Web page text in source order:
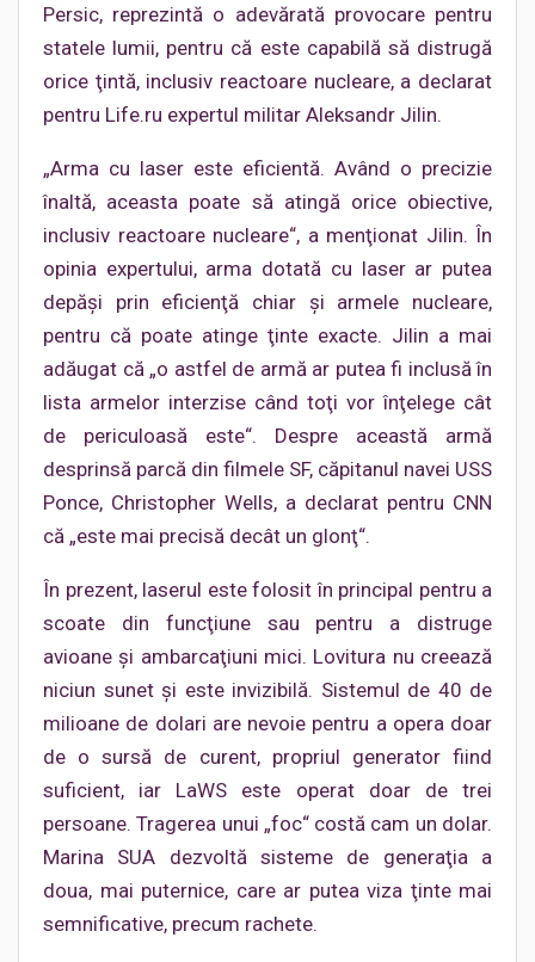
Persic, reprezintă o adevărată provocare pentru
statele lumii, pentru că este capabilă să distrugă
orice ţintă, inclusiv reactoare nucleare, a declarat
pentru Life.ru expertul militar Aleksandr Jilin.
„Arma cu laser este eficientă. Având o precizie
înaltă, aceasta poate să atingă orice obiective,
inclusiv reactoare nucleare“, a menţionat Jilin. În
opinia expertului, arma dotată cu laser ar putea
depăşi prin eficienţă chiar şi armele nucleare,
pentru că poate atinge ţinte exacte. Jilin a mai
adăugat că „o astfel de armă ar putea fi inclusă în
lista armelor interzise când toţi vor înţelege cât
de periculoasă este“. Despre această armă
desprinsă parcă din filmele SF, căpitanul navei USS
Ponce, Christopher Wells, a declarat pentru CNN
că „este mai precisă decât un glonţ“.
În prezent, laserul este folosit în principal pentru a
scoate din funcţiune sau pentru a distruge
avioane şi ambarcaţiuni mici. Lovitura nu creează
niciun sunet şi este invizibilă. Sistemul de 40 de
milioane de dolari are nevoie pentru a opera doar
de o sursă de curent, propriul generator fiind
suficient, iar LaWS este operat doar de trei
persoane. Tragerea unui „foc“ costă cam un dolar.
Marina SUA dezvoltă sisteme de generaţia a
doua, mai puternice, care ar putea viza ţinte mai
semnificative, precum rachete.